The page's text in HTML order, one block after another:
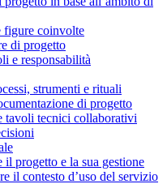
figure coinvolte
di progetto
e responsabilità
strumenti e rituali
di progetto
tavoli tecnici collaborativi
il progetto e la sua gestione
il contesto d’uso del servizio